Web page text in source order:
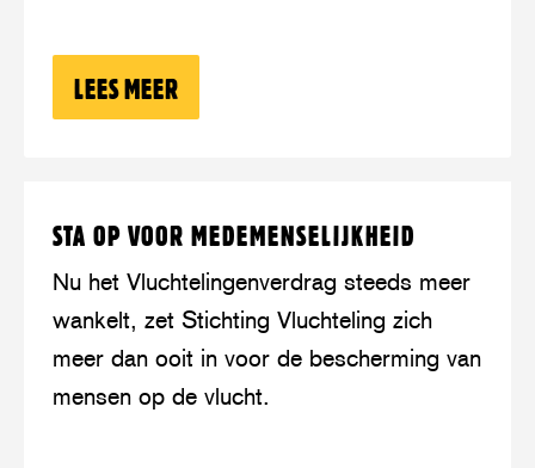
LEES MEER
moreel
kruispunt
STA OP VOOR MEDEMENSELIJKHEID
Nu het Vluchtelingenverdrag steeds meer
wankelt, zet Stichting Vluchteling zich
meer dan ooit in voor de bescherming van
mensen op de vlucht.
meer
Sta
voor
medemenselijkheid